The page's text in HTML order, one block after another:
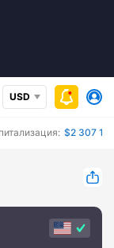
USD
$2 307